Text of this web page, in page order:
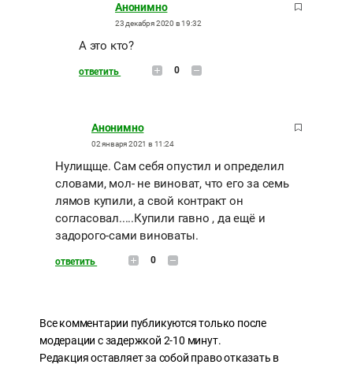
Анонимно
23 декабря 2020 в 19:32
А это кто?
ответить 0
Анонимно
02 января 2021 в 11:24
Нулищще. Сам себя опустил и определил
словами, мол- не виноват, что его за семь
лямов купили, а свой контракт он
согласовал.....Купили гавно , да ещё и
задорого-сами виноваты.
ответить 0
Все комментарии публикуются только после
модерации с задержкой 2-10 минут.
Редакция оставляет за собой право отказать в